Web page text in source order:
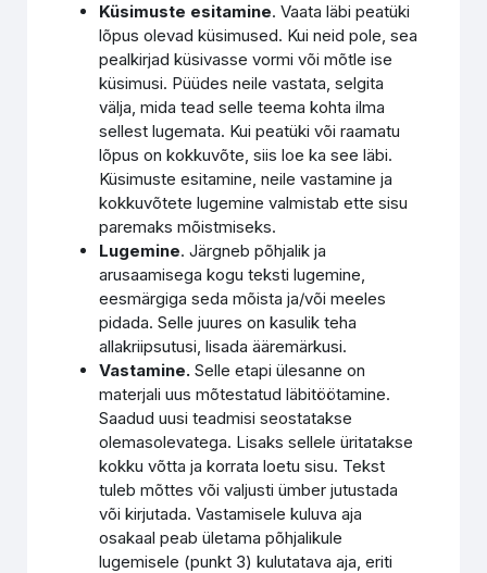
Küsimuste esitamine. Vaata läbi peatüki
lõpus olevad küsimused. Kui neid pole, sea
pealkirjad küsivasse vormi või mõtle ise
küsimusi. Püüdes neile vastata, selgita
välja, mida tead selle teema kohta ilma
sellest lugemata. Kui peatüki või raamatu
lõpus on kokkuvõte, siis loe ka see läbi.
Küsimuste esitamine, neile vastamine ja
kokkuvõtete lugemine valmistab ette sisu
paremaks mõistmiseks.
Lugemine. Järgneb põhjalik ja
arusaamisega kogu teksti lugemine,
eesmärgiga seda mõista ja/või meeles
pidada. Selle juures on kasulik teha
allakriipsutusi, lisada ääremärkusi.
Vastamine. Selle etapi ülesanne on
materjali uus mõtestatud läbitöötamine.
Saadud uusi teadmisi seostatakse
olemasolevatega. Lisaks sellele üritatakse
kokku võtta ja korrata loetu sisu. Tekst
tuleb mõttes või valjusti ümber jutustada
või kirjutada. Vastamisele kuluva aja
osakaal peab ületama põhjalikule
lugemisele (punkt 3) kulutatava aja, eriti